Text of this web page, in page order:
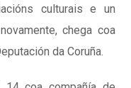
culturais e un
chega coa
da Coruña.